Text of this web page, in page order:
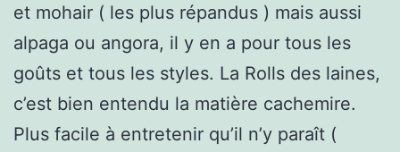
et mohair ( les plus répandus ) mais aussi
alpaga ou angora, il y en a pour tous les
goûts et tous les styles. La Rolls des laines,
c’est bien entendu la matière cachemire.
Plus facile à entretenir qu’il n’y paraît (